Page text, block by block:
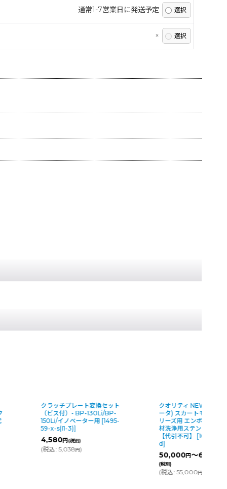
通常1-7営業日に発送予定
×
クラッチプレート変換セット
（ビス付）- BP-130Li/BP-
150Li/イノベーター用 [1495-
59-x-s(I1-3)]
4,580円(税別)
(税込: 5,038円)
クオリティ NEW β(ニュ
ータ) スカートモデル -
リーズ用 エンボス・表
材洗浄用ステンレスブ
【代引不可】
[10204-
d]
50,000円～67,800
(税別)
(税込: 55,000円